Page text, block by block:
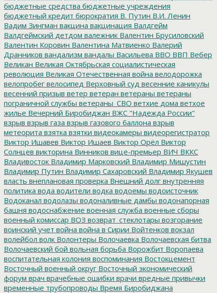
бюджетные средства бюджетные учреждения
бюджетный кредит бюрократия В. Путин В.И. Ленин
Вадим Зингман вакцина вакцинация Валдгейм
Валдгеймский детдом валежник Валентин Брусиловский
Валентин Коровин Валентина Матвиенко Валерий
Дранников вандализм вандалы Васильева ВВО ВВП Вебер
Великан Великая Октябрьская социалистическая
революция Великая Отечественная война велодорожка
велопробег велосипед Верховный суд весенние каникулы
весенний призыв ветер ветеран ветераны ветераны
пограничной службы ветераны_СВО ветхие дома ветхое
жилье Вечерний Биробиджан ВЖС "Надежда России"
взрыв взрыв газа взрыв газового баллона взрыв
метеорита взятка взятки видеокамеры видеорегистратор
Виктор Ишавев Виктор Ишаев Виктор Орёл Виктор
Солнцев викторина Винников вице-премьер ВИЧ ВККС
Владивосток Владимир Марковский Владимир Мишустин
Владимир Путин Владимир Сахаровский Владимир Якушев
власть внеплановая проверка Внешний долг внутренняя
политика вода водители водка водоемы водоисточник
Водоканал водолазы водоналивные дамбы водонапорная
башня водоснабжение военная служба военные сборы
военный комиссар ВОЗ возврат_стеклотары возгорание
воинский учет война война в Сирии Войтенков вокзал
волейбол волк Волонтеры Волочаевка Волочаевская битва
Волочаевский бой вольная борьба Ворожбит Воропаева
воспитательная колония воспоминания Востокцемент
Восточный военный округ Восточный экономический
форум врач врачебные ошибки врачи вредные привычки
временные трубопроводы Время Биробиджана